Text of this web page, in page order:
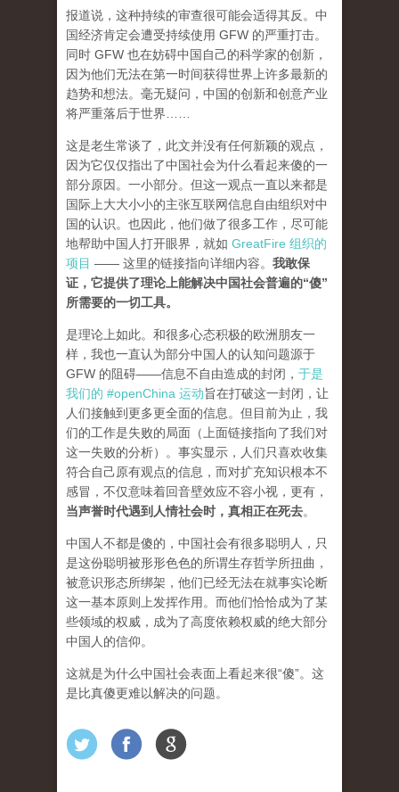
报道说，这种持续的审查很可能会适得其反。中
国经济肯定会遭受持续使用 GFW 的严重打击。
同时 GFW 也在妨碍中国自己的科学家的创新，
因为他们无法在第一时间获得世界上许多最新的
趋势和想法。毫无疑问，中国的创新和创意产业
将严重落后于世界……
这是老生常谈了，此文并没有任何新颖的观点，
因为它仅仅指出了中国社会为什么看起来傻的一
部分原因。一小部分。但这一观点一直以来都是
国际上大大小小的主张互联网信息自由组织对中
国的认识。也因此，他们做了很多工作，尽可能
地帮助中国人打开眼界，就如 GreatFire 组织的
项目 —— 这里的链接指向详细内容。 我敢保
证，它提供了理论上能解决中国社会普遍的“傻”
所需要的一切工具。
是理论上如此。和很多心态积极的欧洲朋友一
样，我也一直认为部分中国人的认知问题源于
GFW 的阻碍——信息不自由造成的封闭， 于是
我们的 #openChina 运动旨在打破这一封闭，让
人们接触到更多更全面的信息。但目前为止，我
们的工作是失败的局面（ 上面链接指向了我们对
这一失败的分析）。事实显示，人们只喜欢收集
符合自己原有观点的信息，而对扩充知识根本不
感冒，不仅意味着回音壁效应不容小视，更有，
当声誉时代遇到人情社会时，真相正在死去。
中国人不都是傻的，中国社会有很多聪明人，只
是这份聪明被形形色色的所谓生存哲学所扭曲，
被意识形态所绑架，他们已经无法在就事实论断
这一基本原则上发挥作用。而他们恰恰成为了某
些领域的权威，成为了高度依赖权威的绝大部分
中国人的信仰。
这就是为什么中国社会表面上看起来很“傻”。这
是比真傻更难以解决的问题。